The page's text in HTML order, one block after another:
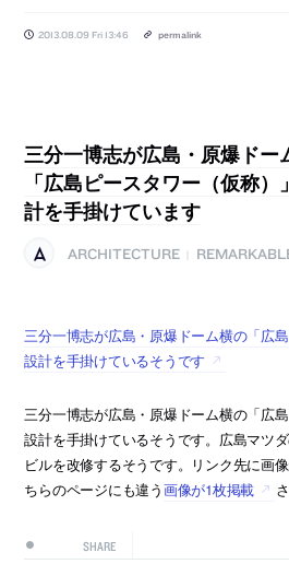
2013.08.09 Fri 13:46 permalink
三分一博志が広島・原爆ドー
「広島ピースタワー（仮称）
計を手掛けています
ARCHITECTURE
三分一博志が広島・原爆ドーム横の「広
設計を手掛けているそうです
三分一博志が広島・原爆ドーム横の「広
設計を手掛けているそうです。広島マツ
ビルを改修するそうです。リンク先に画
ちらのページにも違う画像が1枚掲載
SHARE